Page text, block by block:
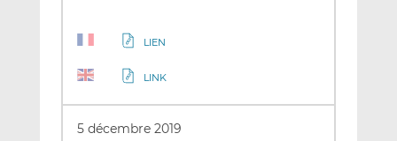
LIEN
LINK
5 décembre 2019